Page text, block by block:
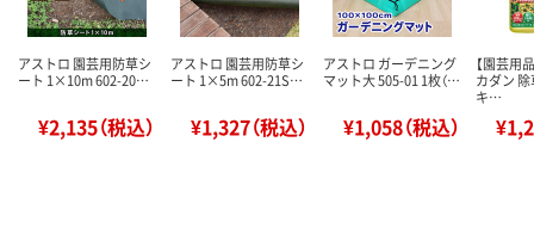
アストロ 園芸用防草シ
ート 1×10m 602-20…
¥2,135（税込）
アストロ 園芸用防草シ
ート 1×5m 602-21S…
¥1,327（税込）
アストロ ガーデニング
マット大 505-01 1枚（…
¥1,058（税込）
【園芸用
カダン
キ…